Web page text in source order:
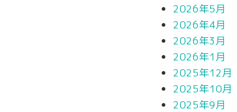
2026年5月
2026年4月
2026年3月
2026年1月
2025年12月
2025年10月
2025年9月